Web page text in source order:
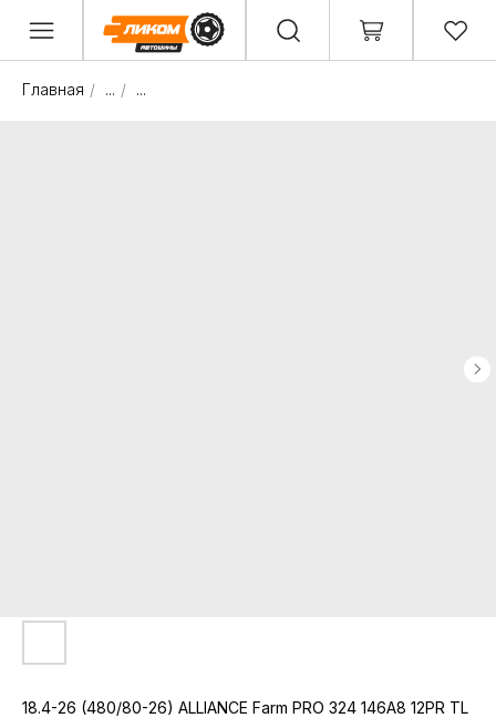
Главная / ... / ...
18.4-26 (480/80-26) ALLIANCE Farm PRO 324 146A8 12PR TL